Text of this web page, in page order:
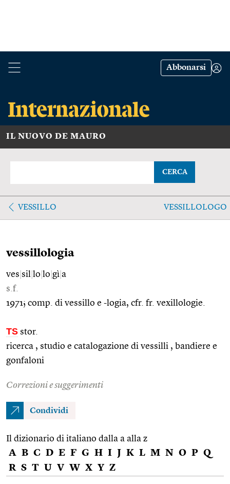
Abbonarsi
IL NUOVO DE MAURO
CERCA
VESSILLO VESSILLOLOGO
vessillologia
ves sil lo lo gì a
s.f.
1971; comp. di vessillo e -logia, cfr. fr. vexillologie.
TS stor.
ricerca , studio e catalogazione di vessilli , bandiere e
gonfaloni
Correzioni e suggerimenti
Condividi
Il dizionario di italiano dalla a alla z
A B C D E F G H I J K L M N O P Q
R S T U V W X Y Z